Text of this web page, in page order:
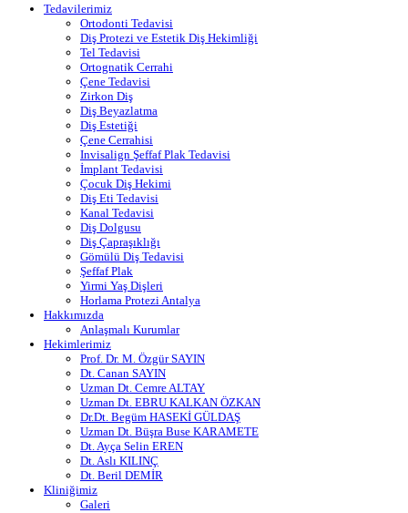
Tedavilerimiz
Ortodonti Tedavisi
Diş Protezi ve Estetik Diş Hekimliği
Tel Tedavisi
Ortognatik Cerrahi
Çene Tedavisi
Zirkon Diş
Diş Beyazlatma
Diş Estetiği
Çene Cerrahisi
Invisalign Şeffaf Plak Tedavisi
İmplant Tedavisi
Çocuk Diş Hekimi
Diş Eti Tedavisi
Kanal Tedavisi
Diş Dolgusu
Diş Çapraşıklığı
Gömülü Diş Tedavisi
Şeffaf Plak
Yirmi Yaş Dişleri
Horlama Protezi Antalya
Hakkımızda
Anlaşmalı Kurumlar
Hekimlerimiz
Prof. Dr. M. Özgür SAYIN
Dt. Canan SAYIN
Uzman Dt. Cemre ALTAY
Uzman Dt. EBRU KALKAN ÖZKAN
Dr.Dt. Begüm HASEKİ GÜLDAŞ
Uzman Dt. Büşra Buse KARAMETE
Dt. Ayça Selin EREN
Dt. Aslı KILINÇ
Dt. Beril DEMİR
Kliniğimiz
Galeri